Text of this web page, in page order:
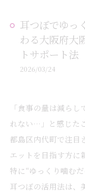
耳つぼでゆっ
わる大阪府大
トサポート法
2026/03/24
「食事の量は減ら
れない…」と感じた
都島区内代町で注目
エットを目指す方に
特に“ゆっくり噛む
耳つぼの活用法は、